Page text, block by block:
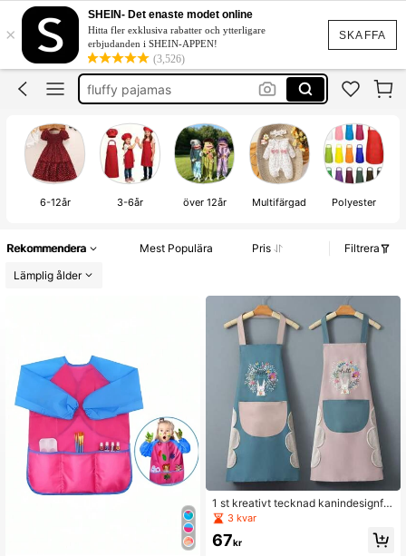
SKAFFA
×
SHEIN- Det enaste modet online
Hitta fler exklusiva rabatter och ytterligare
erbjudanden i SHEIN-APPEN!
(3,526)
målar förkläde
pyjamas
fluffy pajamas
rumi kläder
målar förkläde
6-12år 3-6år över 12år Multifärgad Polyester
Rekommendera Mest Populära Pris
Filtrera
Lämplig ålder
1 st kreativt tecknad kanindesignför
kläde, minimalistiskt moderiktigt kö
ksförkläde med grimma, bekvämt at
t bära och torka händerna
3 kvar
67kr